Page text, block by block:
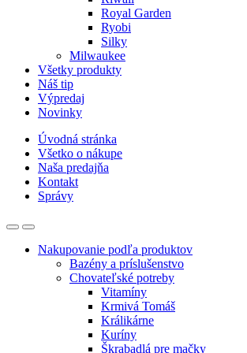
Royal Garden
Ryobi
Silky
Milwaukee
Všetky produkty
Náš tip
Výpredaj
Novinky
Úvodná stránka
Všetko o nákupe
Naša predajňa
Kontakt
Správy
Nakupovanie podľa produktov
Bazény a príslušenstvo
Chovateľské potreby
Vitamíny
Krmivá Tomáš
Králikárne
Kuríny
Škrabadlá pre mačky